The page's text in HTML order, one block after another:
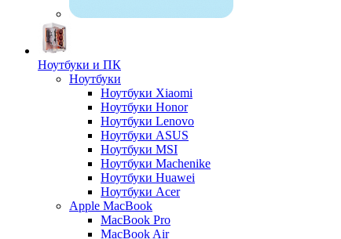
Ноутбуки и ПК
Ноутбуки
Ноутбуки Xiaomi
Ноутбуки Honor
Ноутбуки Lenovo
Ноутбуки ASUS
Ноутбуки MSI
Ноутбуки Machenike
Ноутбуки Huawei
Ноутбуки Acer
Apple MacBook
MacBook Pro
MacBook Air